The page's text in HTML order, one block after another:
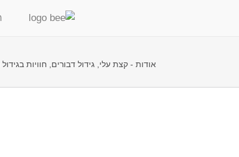
אודות - קצת עלי, גידול דבורים, חוויות